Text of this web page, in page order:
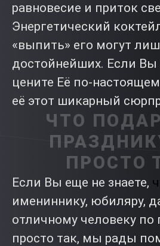
равновесие и приток
Энергетический
«выпить» его могут
достойнейших. Если
цените Её по-
её этот шикарный
ЧТО
ПРОСТО
Если Вы еще не знаете,
имениннику, юбиляру,
отличному человеку по
просто так, мы рады